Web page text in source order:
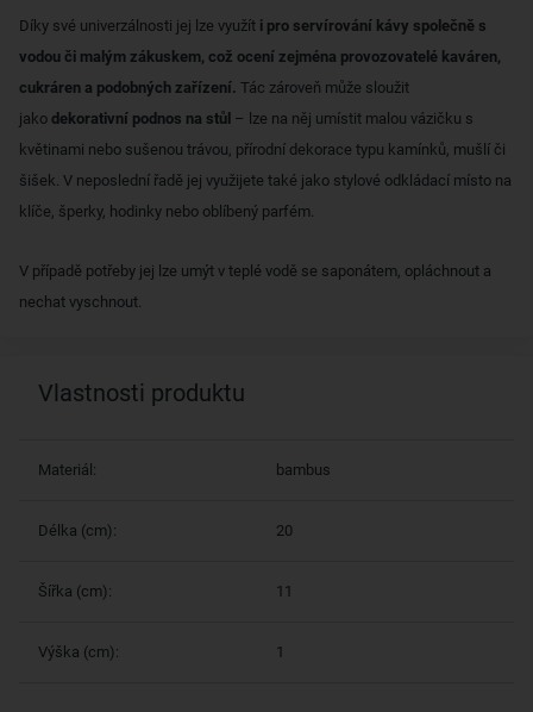
Díky své univerzálnosti jej lze využít i pro servírování kávy společně s
vodou či malým zákuskem, což ocení zejména provozovatelé kaváren,
cukráren a podobných zařízení. Tác zároveň může sloužit
jako dekorativní podnos na stůl – lze na něj umístit malou vázičku s
květinami nebo sušenou trávou, přírodní dekorace typu kamínků, mušlí či
šišek. V neposlední řadě jej využijete také jako stylové odkládací místo na
klíče, šperky, hodinky nebo oblíbený parfém.
V případě potřeby jej lze umýt v teplé vodě se saponátem, opláchnout a
nechat vyschnout.
Vlastnosti produktu
Materiál: bambus
Délka (cm): 20
Šířka (cm): 11
Výška (cm): 1